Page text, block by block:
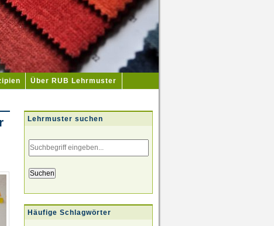
Über RUB Lehrmuster
Lehrmuster suchen
Eingabe
des
Häufige Schlagwörter